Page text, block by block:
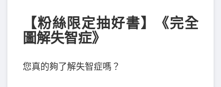
【粉絲限定抽好書】《完全
圖解失智症》
您真的夠了解失智症嗎？